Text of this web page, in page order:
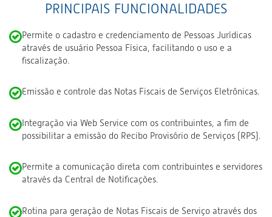
PRINCIPAIS FUNCIONALIDADES
Permite o cadastro e credenciamento de Pessoas Jurídicas
através de usuário Pessoa Física, facilitando o uso e a
fiscalização.
Emissão e controle das Notas Fiscais de Serviços Eletrônicas.
Integração via Web Service com os contribuintes, a fim de
possibilitar a emissão do Recibo Provisório de Serviços (RPS).
Permite a comunicação direta com contribuintes e servidores
através da Central de Notificações.
Rotina para geração de Notas Fiscais de Serviço através dos